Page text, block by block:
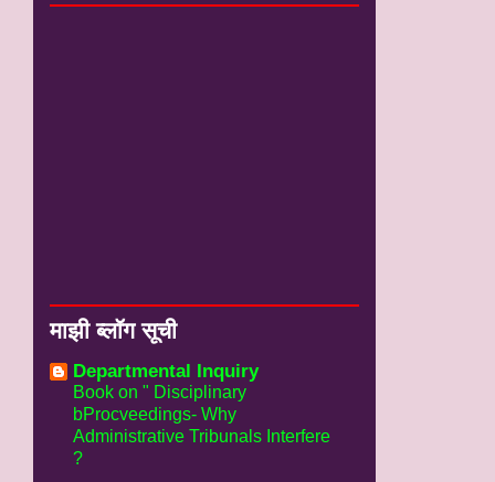
माझी ब्लॉग सूची
Departmental Inquiry
Book on " Disciplinary
bProcveedings- Why
Administrative Tribunals Interfere
?